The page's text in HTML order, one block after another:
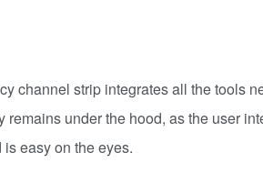
channel strip integrates all the tools
under the hood, as the user
easy on the eyes.